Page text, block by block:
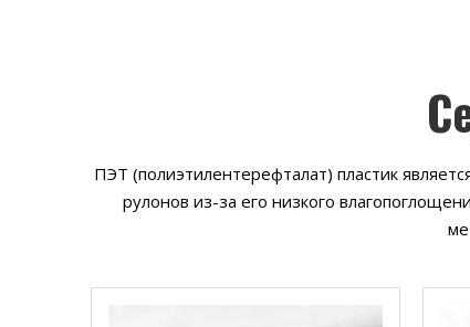
ПЭТ (полиэтилентерефталат) пластик
рулонов из-за его низкого